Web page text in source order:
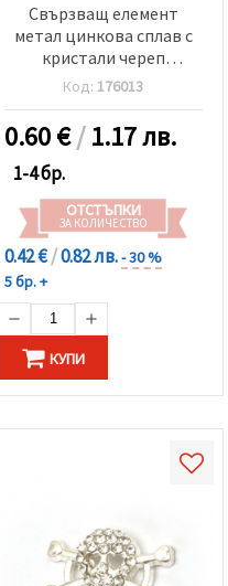
Свързващ елемент
метал цинкова сплав с
кристали череп
29x14x2.5 мм дупка 1.5 мм
цвят злато
Код: 176013
0.60€/1.17 лв.
1-4 бр.
ОТСТЪПКИ
ЗА КОЛИЧЕСТВО
0.42 €/0.82 лв.- 30 %
5 бр. +
КУПИ